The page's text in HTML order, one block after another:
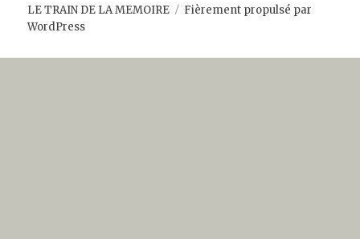
LE TRAIN DE LA MEMOIRE
Fièrement propulsé par
WordPress